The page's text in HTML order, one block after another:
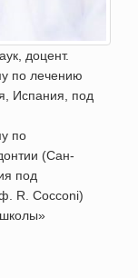
доцент.
по лечению
Испания, под
по
(Сан-
под
. R. Cocconi)